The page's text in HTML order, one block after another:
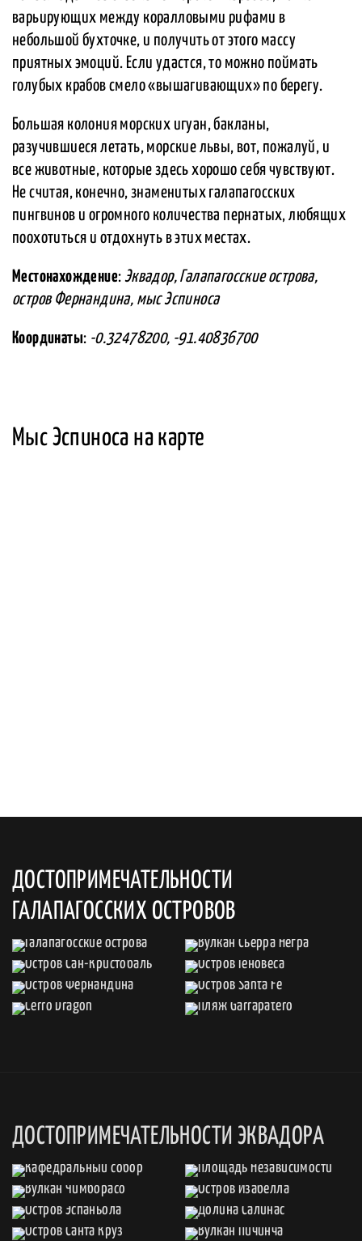
варьирующих между коралловыми рифами в
небольшой бухточке, и получить от этого массу
приятных эмоций. Если удастся, то можно поймать
голубых крабов смело «вышагивающих» по берегу.
Большая колония морских игуан, бакланы,
разучившиеся летать, морские львы, вот, пожалуй, и
все животные, которые здесь хорошо себя чувствуют.
Не считая, конечно, знаменитых галапагосских
пингвинов и огромного количества пернатых, любящих
поохотиться и отдохнуть в этих местах.
Местонахождение: Эквадор, Галапагосские острова,
остров Фернандина, мыс Эспиноса
Координаты: -0.32478200, -91.40836700
Мыс Эспиноса на карте
ДОСТОПРИМЕЧАТЕЛЬНОСТИ
ГАЛАПАГОССКИХ ОСТРОВОВ
ДОСТОПРИМЕЧАТЕЛЬНОСТИ ЭКВАДОРА